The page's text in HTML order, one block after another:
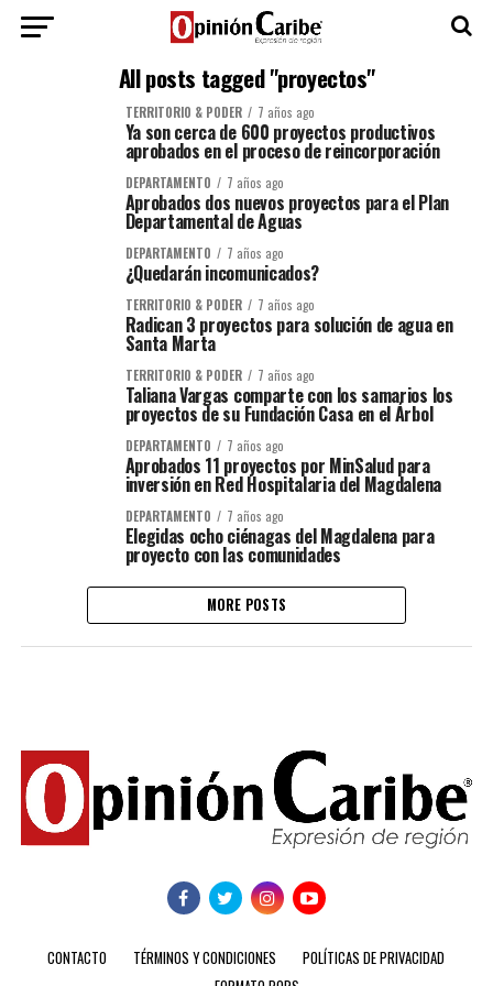
All posts tagged "proyectos"
TERRITORIO & PODER 7 años ago
Ya son cerca de 600 proyectos productivos
aprobados en el proceso de reincorporación
DEPARTAMENTO 7 años ago
Aprobados dos nuevos proyectos para el Plan
Departamental de Aguas
DEPARTAMENTO 7 años ago
¿Quedarán incomunicados?
TERRITORIO & PODER 7 años ago
Radican 3 proyectos para solución de agua en
Santa Marta
TERRITORIO & PODER 7 años ago
Taliana Vargas comparte con los samarios los
proyectos de su Fundación Casa en el Árbol
DEPARTAMENTO 7 años ago
Aprobados 11 proyectos por MinSalud para
inversión en Red Hospitalaria del Magdalena
DEPARTAMENTO 7 años ago
Elegidas ocho ciénagas del Magdalena para
proyecto con las comunidades
MORE POSTS
CONTACTO TÉRMINOS Y CONDICIONES
POLÍTICAS DE PRIVACIDAD